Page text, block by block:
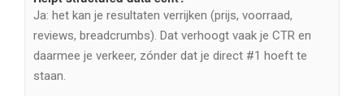
Ja: het kan je resultaten verrijken (prijs, voorraad,
reviews, breadcrumbs). Dat verhoogt vaak je CTR en
daarmee je verkeer, zónder dat je direct #1 hoeft te
staan.